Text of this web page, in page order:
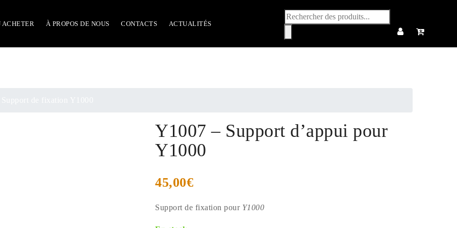
ACHETER À PROPOS DE NOUS CONTACTS ACTUALITÉS
Recherche
de
produits
Y1007 – Support d’appui pour
Y1000
45,00€
Support de fixation pour Y1000